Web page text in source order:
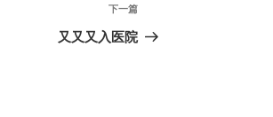
下
一
下一篇
又又又入医院